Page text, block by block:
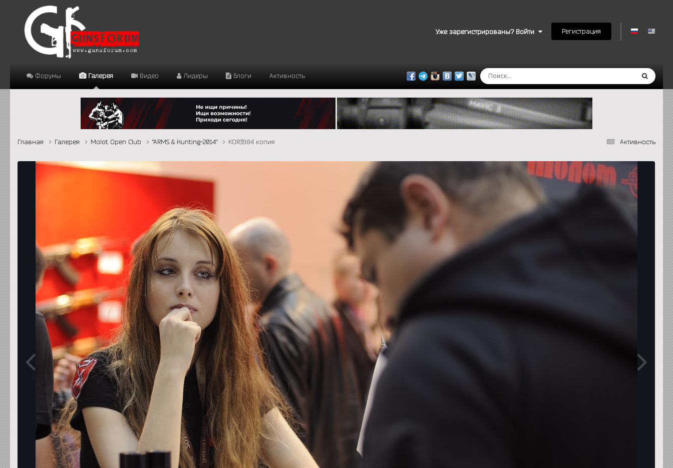
Уже зарегистрированы? Войти Регистрация
Форумы Галерея Видео Лидеры Блоги Активность
Активность
Главная Галерея Molot Open Club "ARMS & Hunting-2014" KOR3984 копия